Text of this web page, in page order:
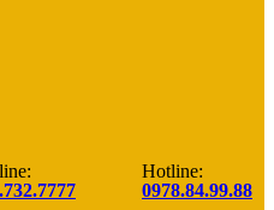
Hotline:
0978.84.99.88